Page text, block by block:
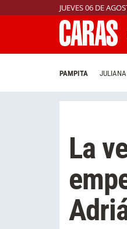
JUEVES 06 DE
PAMPITA
La